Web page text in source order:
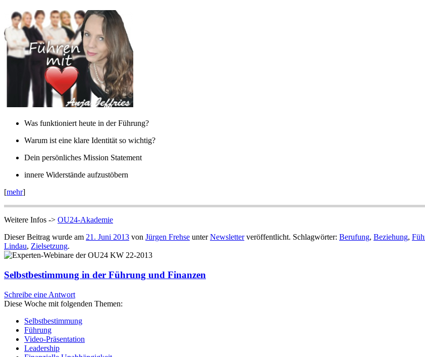
Was funktioniert heute in der Führung?
Warum ist eine klare Identität so wichtig?
Dein persönliches Mission Statement
innere Widerstände aufzustöbern
[mehr]
Weitere Infos -> OU24-Akademie
Dieser Beitrag wurde am 21. Juni 2013 von Jürgen Frehse unterNewsletterveröffentlicht. Schlagwörter: Berufung, Beziehung,
Lindau, Zielsetzung.
Selbstbestimmung in der Führung und Finanzen
Schreibe eine Antwort
Diese Woche mit folgenden Themen:
Selbstbestimmung
Führung
Video-Präsentation
Leadership